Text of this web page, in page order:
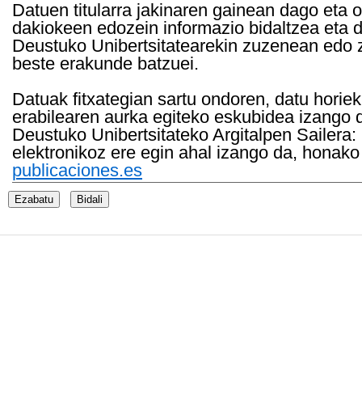
Datuen titularra jakinaren gainean dago eta
dakiokeen edozein informazio bidaltzea eta
Deustuko Unibertsitatearekin zuzenean
beste erakunde batzuei.
Datuak fitxategian sartu ondoren, datu
erabilearen aurka egiteko eskubidea
Deustuko Unibertsitateko Argitalpen
elektronikoz ere egin ahal izango da,
publicaciones.es
Ezabatu Bidali